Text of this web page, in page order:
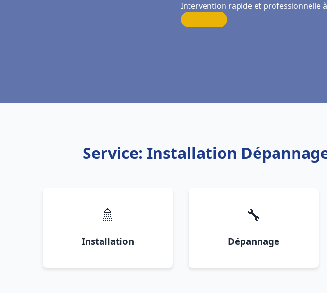
Intervention rapide et professionnelle
Service: Installation
🚿
Installation
🔧
Dépannage